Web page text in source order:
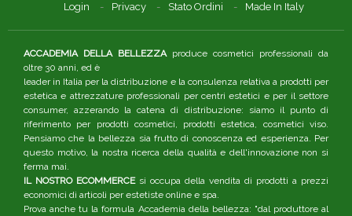
Login Privacy Stato Ordini Made In Italy
ACCADEMIA DELLA BELLEZZAproduce cosmetici professionali da
oltre 30 anni, ed è
leader in Italia per la distribuzione e la consulenza relativa a prodotti per
estetica e attrezzature professionali per centri estetici e per il settore
consumer, azzerando la catena di distribuzione: siamo il punto di
riferimento per prodotti cosmetici, prodotti estetica, cosmetici viso.
Pensiamo che la bellezza sia frutto di conoscenza ed esperienza. Per
questo motivo, la nostra ricerca della qualità e dell'innovazione non si
ferma mai.
IL NOSTRO ECOMMERCEsi occupa della vendita di prodotti a prezzi
economici di articoli per estetiste online e spa.
Prova anche tu la formula Accademia della bellezza: "dal produttore al